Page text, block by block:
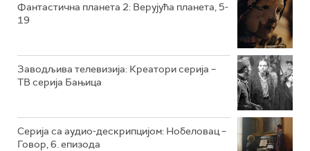
Фантастична планета 2: Верујућа планета, 5-
19
Заводљива телевизија: Креатори серија –
ТВ серија Бањица
Серија са аудио-дескрипцијом: Нобеловац –
Говор, 6. епизода